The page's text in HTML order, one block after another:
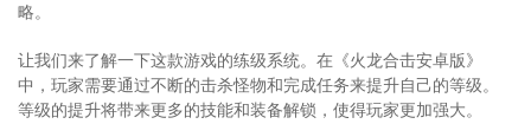
略。
让我们来了解一下这款游戏的练级系统。在《火龙合击安卓版》
中，玩家需要通过不断的击杀怪物和完成任务来提升自己的等级。
等级的提升将带来更多的技能和装备解锁，使得玩家更加强大。